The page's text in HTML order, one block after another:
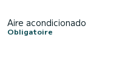
Aire acondicionado
Obligatoire